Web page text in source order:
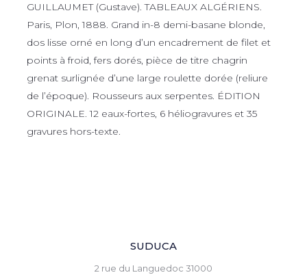
GUILLAUMET (Gustave). TABLEAUX ALGÉRIENS.
Paris, Plon, 1888. Grand in-8 demi-basane blonde,
dos lisse orné en long d’un encadrement de filet et
points à froid, fers dorés, pièce de titre chagrin
grenat surlignée d’une large roulette dorée (reliure
de l’époque). Rousseurs aux serpentes. ÉDITION
ORIGINALE. 12 eaux-fortes, 6 héliogravures et 35
gravures hors-texte.
SUDUCA
2 rue du Languedoc 31000